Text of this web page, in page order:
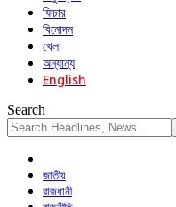
ফিচার
বিনোদন
খেলা
অন্যান্য
English
Search
জাতীয়
রাজধানী